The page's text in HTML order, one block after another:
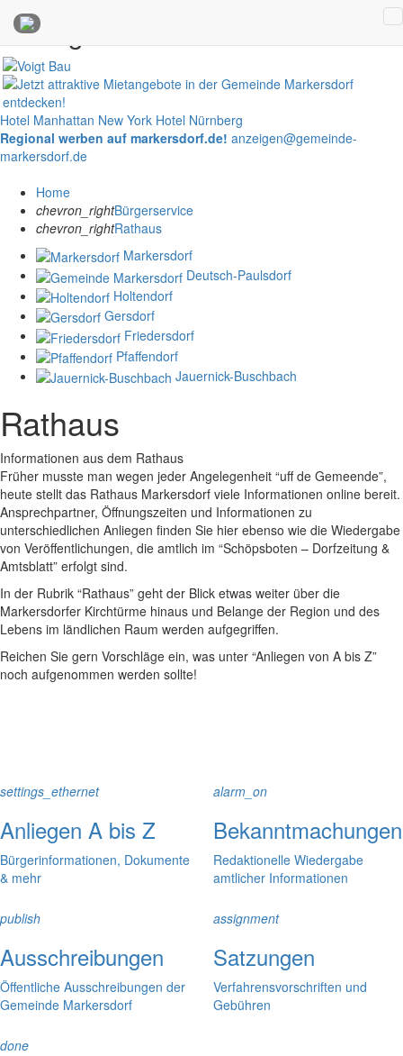
Anzeigen
Hotel Manhattan New York Hotel Nürnberg
Regional werben auf markersdorf.de! anzeigen@gemeinde-
markersdorf.de
Home
chevron_rightBürgerservice
chevron_rightRathaus
Markersdorf
Deutsch-Paulsdorf
Holtendorf
Gersdorf
Friedersdorf
Pfaffendorf
Jauernick-Buschbach
Rathaus
Informationen aus dem Rathaus
Früher musste man wegen jeder Angelegenheit “uff de Gemeende”,
heute stellt das Rathaus Markersdorf viele Informationen online bereit.
Ansprechpartner, Öffnungszeiten und Informationen zu
unterschiedlichen Anliegen finden Sie hier ebenso wie die Wiedergabe
von Veröffentlichungen, die amtlich im “Schöpsboten – Dorfzeitung &
Amtsblatt” erfolgt sind.
In der Rubrik “Rathaus” geht der Blick etwas weiter über die
Markersdorfer Kirchtürme hinaus und Belange der Region und des
Lebens im ländlichen Raum werden aufgegriffen.
Reichen Sie gern Vorschläge ein, was unter “Anliegen von A bis Z”
noch aufgenommen werden sollte!
settings_ethernet
Anliegen A bis Z
Bürgerinformationen, Dokumente
& mehr
alarm_on
Bekanntmachungen
Redaktionelle Wiedergabe
amtlicher Informationen
publish
Ausschreibungen
Öffentliche Ausschreibungen der
Gemeinde Markersdorf
assignment
Satzungen
Verfahrensvorschriften und
Gebühren
done